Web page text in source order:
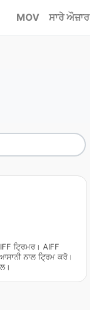
MOV ਸਾਰੇ ਔਜ਼ਾਰ
ਟ੍ਰਿਮਰ। AIFF
ਨਾਲ ਟ੍ਰਿਮ ਕਰੋ।